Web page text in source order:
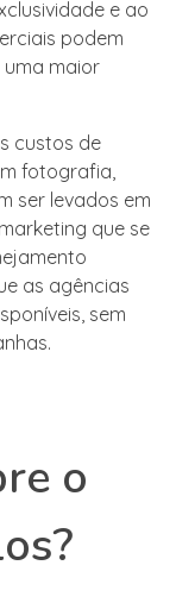
e ao
podem
uma maior
custos de
fotografia,
ser levados em
que se
as agências
sem
o